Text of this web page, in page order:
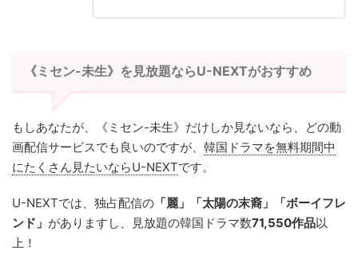
《ミセン-未生》を見放題ならU-NEXTがおすすめ
もしあなたが、《ミセン-未生》だけしか見ないなら、どの動
画配信サービスでも良いのですが、 韓国ドラマを無料期間中
にたくさん見たいならU-NEXTです。
U-NEXTでは、独占配信の 「麗」「太陽の末裔」「ボーイフレ
ンド」 がありますし、見放題の韓国ドラマ数71,550作品以
上！